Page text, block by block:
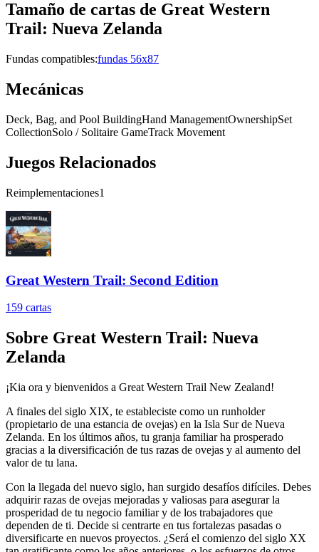
Tamaño de cartas de Great Western
Trail: Nueva Zelanda
Fundas compatibles:fundas 56x87
Mecánicas
Deck, Bag, and Pool BuildingHand ManagementOwnershipSet
CollectionSolo / Solitaire GameTrack Movement
Juegos Relacionados
Reimplementaciones1
Great Western Trail: Second Edition
159 cartas
Sobre Great Western Trail: Nueva
Zelanda
¡Kia ora y bienvenidos a Great Western Trail New Zealand!
A finales del siglo XIX, te estableciste como un runholder
(propietario de una estancia de ovejas) en la Isla Sur de Nueva
Zelanda. En los últimos años, tu granja familiar ha prosperado
gracias a la diversificación de tus razas de ovejas y al aumento del
valor de tu lana.
Con la llegada del nuevo siglo, han surgido desafíos difíciles. Debes
adquirir razas de ovejas mejoradas y valiosas para asegurar la
prosperidad de tu negocio familiar y de los trabajadores que
dependen de ti. Decide si centrarte en tus fortalezas pasadas o
diversificarte en nuevos proyectos. ¿Será el comienzo del siglo XX